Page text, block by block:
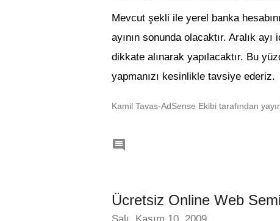
Mevcut şekli ile yerel banka
ayının sonunda olacaktır. Aralık
dikkate alınarak yapılacaktır. Bu
yapmanızı kesinlikle tavsiye ederiz.
Kamil Tavas-AdSense Ekibi tarafından

Ücretsiz Online Web